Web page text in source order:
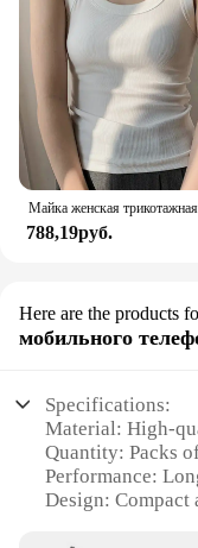
788,19руб.
Here are the products
мобильного
Specifications:
Material: High-
Quantity: Packs
Performance:
Design: